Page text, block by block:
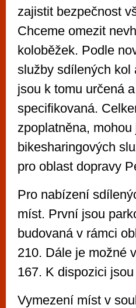
zajistit bezpečnost
Chceme omezit
koloběžek. Podle
služby sdílených kol
jsou k tomu určená
specifikovaná.
zpoplatněna,
bikesharingových
pro oblast dopravy
Pro nabízení
míst. První jsou
budovaná v rámci
210. Dále je možné
167. K dispozici
Vymezení míst v